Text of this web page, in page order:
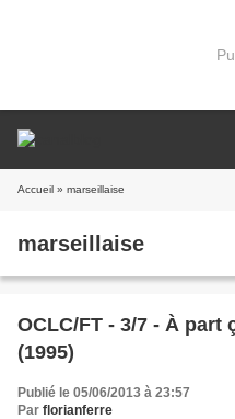
Accueil » marseillaise
marseillaise
OCLC/FT - 3/7 - À part
(1995)
Publié le 05/06/2013 à 23:57
Par florianferre